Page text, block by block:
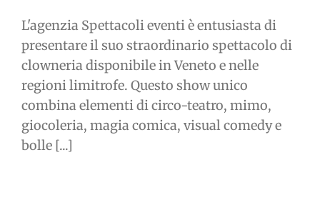
L'agenzia Spettacoli eventi è entusiasta di
presentare il suo straordinario spettacolo di
clowneria disponibile in Veneto e nelle
regioni limitrofe. Questo show unico
combina elementi di circo-teatro, mimo,
giocoleria, magia comica, visual comedy e
bolle [...]